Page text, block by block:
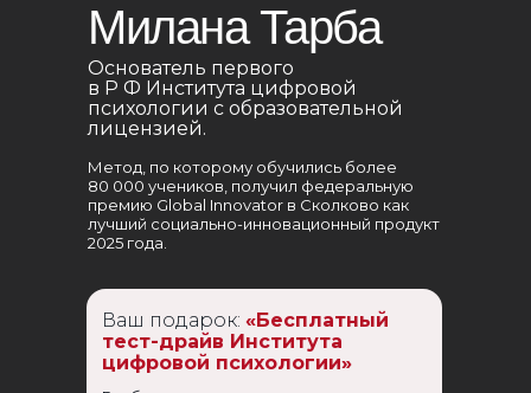
Милана Тарба
Метод, по которому обучились более
80 000 учеников, получил федеральную
премию Global Innovator в Сколково как
лучший социально-инновационный продукт
2025 года.
Ваш подарок: «Бесплатный
тест-драйв Института
цифровой психологии»
Основатель первого
в Р Ф Института цифровой
психологии с образовательной
лицензией.